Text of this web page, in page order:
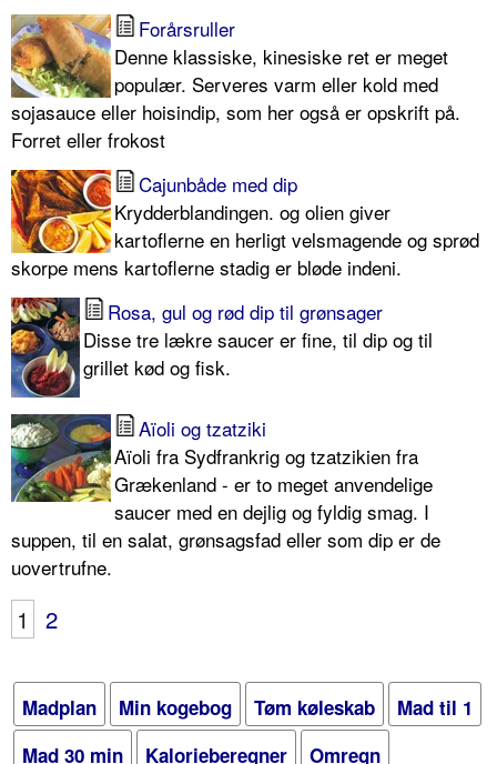
Forårsruller
Denne klassiske, kinesiske ret er meget
populær. Serveres varm eller kold med
sojasauce eller hoisindip, som her også er opskrift på.
Forret eller frokost
Cajunbåde med dip
Krydderblandingen. og olien giver
kartoflerne en herligt velsmagende og sprød
skorpe mens kartoflerne stadig er bløde indeni.
Rosa, gul og rød dip til grønsager
Disse tre lækre saucer er fine, til dip og til
grillet kød og fisk.
Aïoli og tzatziki
Aïoli fra Sydfrankrig og tzatzikien fra
Grækenland - er to meget anvendelige
saucer med en dejlig og fyldig smag. I
suppen, til en salat, grønsagsfad eller som dip er de
uovertrufne.
1 2
Madplan Min kogebog Tøm køleskab
Mad til 1
Mad 30 min
Kalorieberegner Omregn